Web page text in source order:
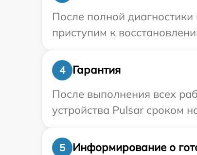
После полной
приступим к
4
Гарантия
После выполнения всех
устройства Pulsar сроком
5
Информирование о